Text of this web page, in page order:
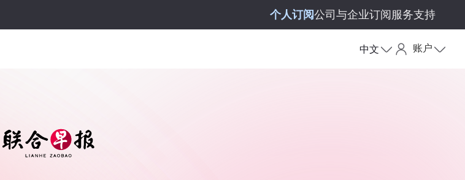
个人订阅公司与企业订阅服务支持
中文 账户